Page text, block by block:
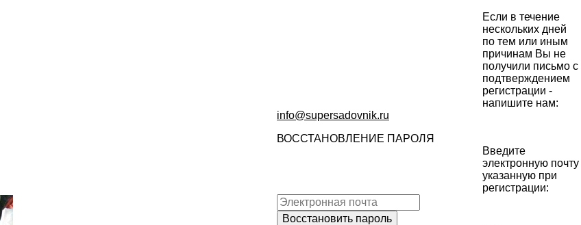
Если в течение
нескольких дней
по тем или иным
причинам Вы не
получили письмо с
подтверждением
регистрации -
напишите нам:
info@supersadovnik.ru
ВОССТАНОВЛЕНИЕ ПАРОЛЯ
Введите
электронную почту
указанную при
регистрации: